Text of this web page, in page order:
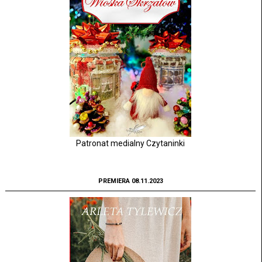
Patronat medialny Czytaninki
PREMIERA 08.11.2023